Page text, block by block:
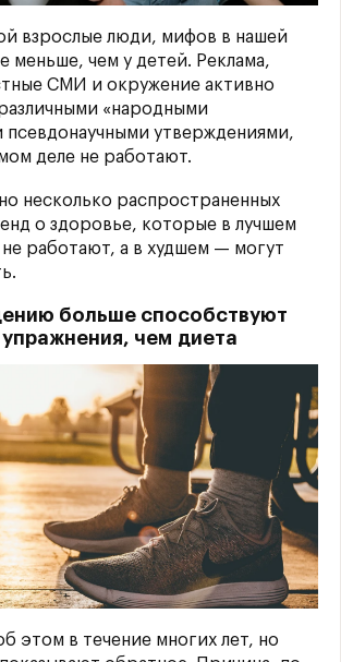
взрослые люди, мифов в нашей
меньше, чем у детей. Реклама,
СМИ и окружение активно
«народными
псевдонаучными утверждениями,
деле не работают.
несколько распространенных
о здоровье, которые в лучшем
не работают, а в худшем — могут
больше способствуют
чем диета
этом в течение многих лет, но